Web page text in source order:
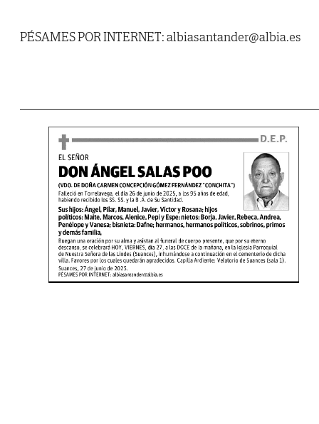
PÉSAMES POR INTERNET: albiasantander@albia.es